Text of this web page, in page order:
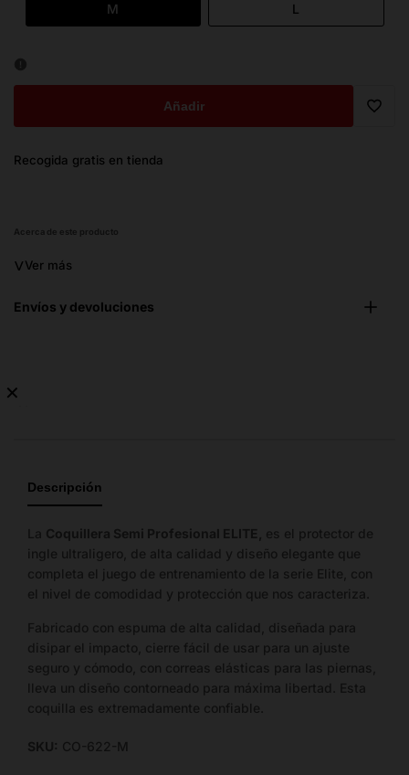
M L
Añadir
Recogida gratis en tienda
Acerca de este producto
˅Ver más
Envíos y devoluciones
✕
tallas
disponible.
Descripción
La Coquillera Semi Profesional ELITE, es el protector de
ingle ultraligero, de alta calidad y diseño elegante que
completa el juego de entrenamiento de la serie Elite, con
el nivel de comodidad y protección que nos caracteriza.
Fabricado con espuma de alta calidad, diseñada para
disipar el impacto, cierre fácil de usar para un ajuste
seguro y cómodo, con correas elásticas para las piernas,
lleva un diseño contorneado para máxima libertad. Esta
coquilla es extremadamente confiable.
SKU: CO-622-M